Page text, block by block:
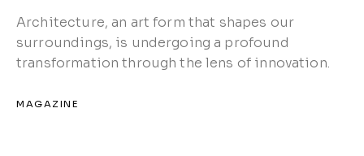
Architecture, an art form that shapes our
surroundings, is undergoing a profound
transformation through the lens of innovation.
MAGAZINE